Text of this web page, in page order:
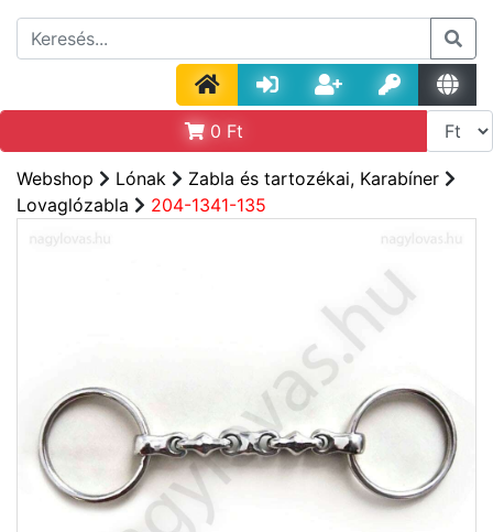
0 Ft
Webshop Lónak
Zabla és tartozékai, Karabíner
Lovaglózabla
204-1341-135